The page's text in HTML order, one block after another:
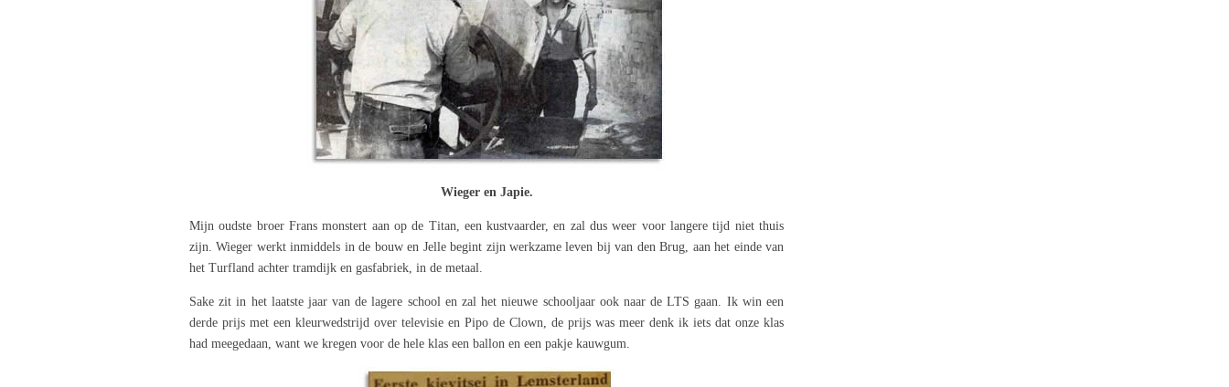
Wieger en Japie.
Mijn oudste broer Frans monstert aan op de Titan, een kustvaarder, en zal dus weer voor langere tijd niet thuis
zijn. Wieger werkt inmiddels in de bouw en Jelle begint zijn werkzame leven bij van den Brug, aan het einde van
het Turfland achter tramdijk en gasfabriek, in de metaal.
Sake zit in het laatste jaar van de lagere school en zal het nieuwe schooljaar ook naar de LTS gaan. Ik win een
derde prijs met een kleurwedstrijd over televisie en Pipo de Clown, de prijs was meer denk ik iets dat onze klas
had meegedaan, want we kregen voor de hele klas een ballon en een pakje kauwgum.